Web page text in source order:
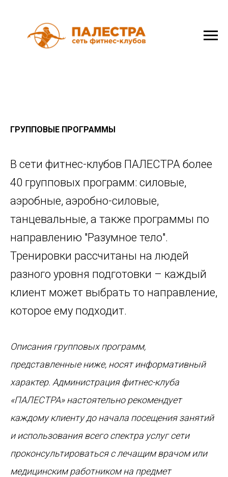
ГРУППОВЫЕ ПРОГРАММЫ
В сети фитнес-клубов ПАЛЕСТРА более
40 групповых программ: силовые,
аэробные, аэробно-силовые,
танцевальные, а также программы по
направлению "Разумное тело".
Тренировки рассчитаны на людей
разного уровня подготовки – каждый
клиент может выбрать то направление,
которое ему подходит.
Описания групповых программ,
представленные ниже, носят информативный
характер. Администрация фитнес-клуба
«ПАЛЕСТРА» настоятельно рекомендует
каждому клиенту до начала посещения занятий
и использования всего спектра услуг сети
проконсультироваться с лечащим врачом или
медицинским работником на предмет